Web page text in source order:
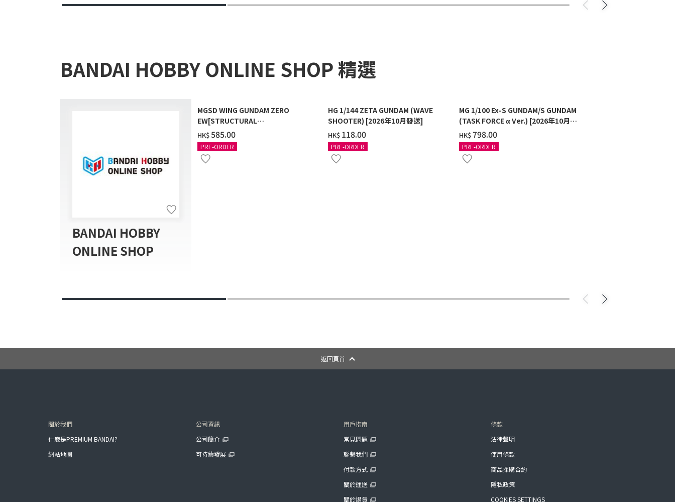
BANDAI HOBBY ONLINE SHOP 精選
BANDAI HOBBY
ONLINE SHOP
MGSD WING GUNDAM ZERO
EW[STRUCTURAL
COATING/BLACK] [2026年12月發送]
HK$‌585.00
PRE-ORDER
HG 1/144 ZETA GUNDAM (WAVE
SHOOTER) [2026年10月發送]
HK$ ‌118.00
PRE-ORDER
MG 1/100 Ex-S GUNDAM/S GUNDAM
(TASK FORCE α Ver.) [2026年10月發
送]
HK$‌798.00
PRE-ORDER
返回頁首
關於我們
什麼是PREMIUM BANDAI?
網站地圖
公司資訊
公司簡介
可持續發展
用戶指南
常見問題
聯繫我們
付款方式
關於運送
關於退貨
條款
法律聲明
使用條款
商品採購合約
隱私政策
COOKIES SETTINGS